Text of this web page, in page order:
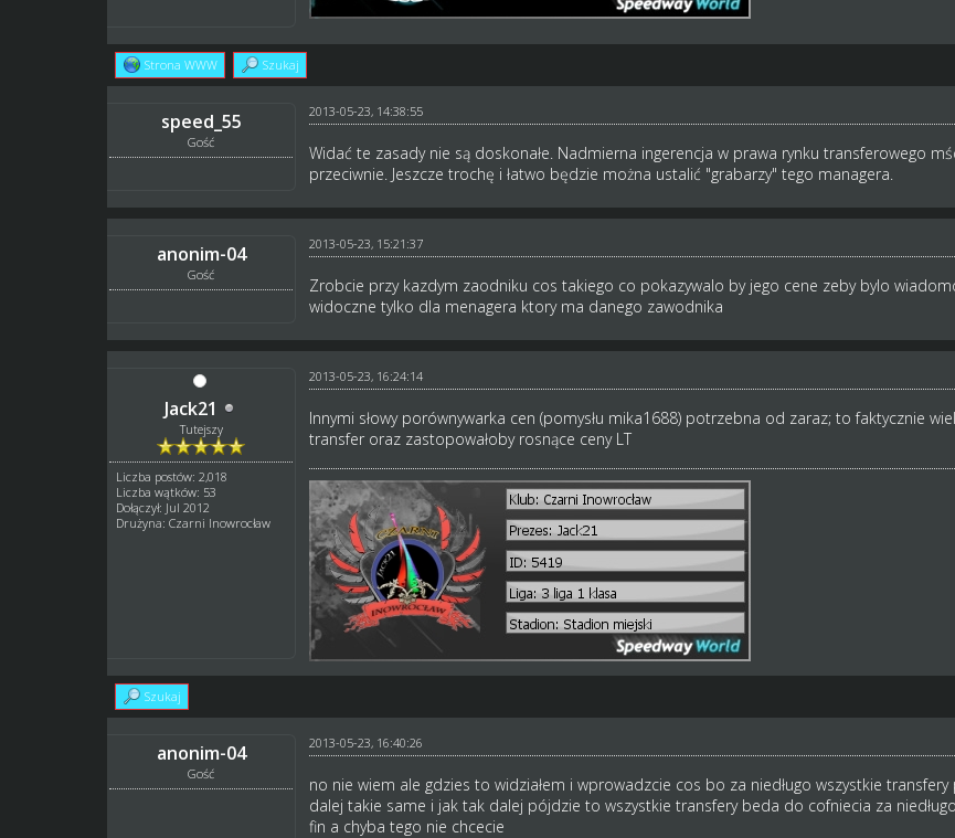
Strona WWW Szukaj
speed_55
Gość
2013-05-23, 14:38:55
Widać te zasady nie są doskonałe. Nadmierna ingerencja w prawa rynku transferowego
przeciwnie. Jeszcze trochę i łatwo będzie można ustalić "grabarzy" tego managera.
anonim-04
Gość
2013-05-23, 15:21:37
Zrobcie przy kazdym zaodniku cos takiego co pokazywalo by jego cene zeby bylo
widoczne tylko dla menagera ktory ma danego zawodnika
Jack21
Tutejszy
Liczba postów: 2,018
Liczba wątków: 53
Dołączył: Jul 2012
Drużyna: Czarni Inowrocław
2013-05-23, 16:24:14
Innymi słowy porównywarka cen (pomysłu mika1688) potrzebna od zaraz; to faktycznie
transfer oraz zastopowałoby rosnące ceny LT
Szukaj
anonim-04
Gość
2013-05-23, 16:40:26
no nie wiem ale gdzies to widziałem i wprowadzcie cos bo za niedługo wszystkie
dalej takie same i jak tak dalej pójdzie to wszystkie transfery beda do cofniecia za
fin a chyba tego nie chcecie